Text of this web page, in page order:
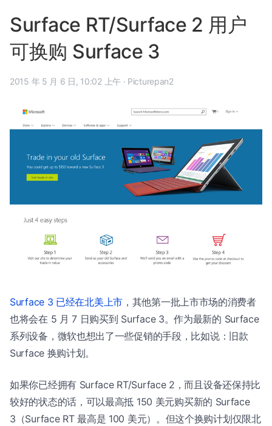
Surface RT/Surface 2 用户
可换购 Surface 3
2015 年 5 月 6 日, 10:02 上午 · Picturepan2
Surface 3 已经在北美上市 ，其他第一批上市市场的消费者
也将会在 5 月 7 日购买到 Surface 3。作为最新的 Surface
系列设备，微软也想出了一些促销的手段，比如说：旧款
Surface 换购计划。
如果你已经拥有 Surface RT/Surface 2，而且设备还保持比
较好的状态的话，可以最高抵 150 美元购买新的 Surface
3（Surface RT 最高是 100 美元）。但这个换购计划仅限北